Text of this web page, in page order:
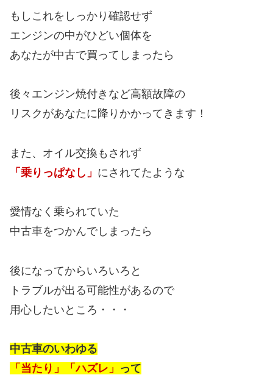
もしこれをしっかり確認せず
エンジンの中がひどい個体を
あなたが中古で買ってしまったら
後々エンジン焼付きなど高額故障の
リスクがあなたに降りかかってきます！
また、オイル交換もされず
「乗りっぱなし」 にされてたような
愛情なく乗られていた
中古車をつかんでしまったら
後になってからいろいろと
トラブルが出る可能性があるので
用心したいところ・・・
中古車のいわゆる
「当たり」「ハズレ」 って